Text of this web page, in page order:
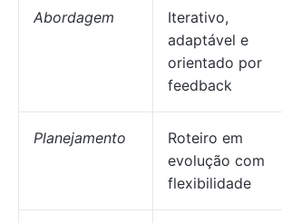
Abordagem
Iterativo,
adaptável e
orientado por
feedback
Planejamento
Roteiro em
evolução com
flexibilidade